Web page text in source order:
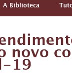
A Biblioteca
novo
19